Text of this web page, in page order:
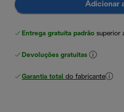
Adicionar
Entrega gratuita padrão superior
Devoluções gratuitas
Garantia total do fabricante